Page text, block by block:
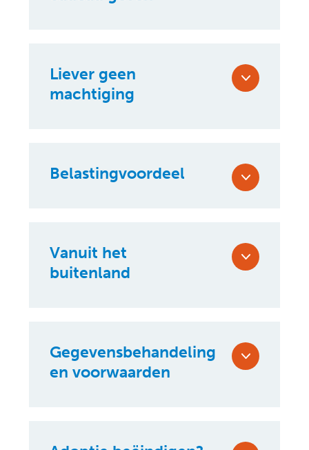
Liever geen
machtiging
Belastingvoordeel
Vanuit het
buitenland
Gegevensbehandeling
en voorwaarden